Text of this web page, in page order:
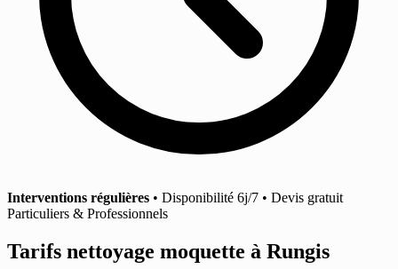
Interventions régulières • Disponibilité 6j/7 • Devis gratuit
Particuliers & Professionnels
Tarifs nettoyage moquette à Rungis